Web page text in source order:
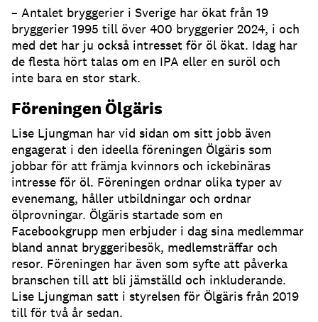
– Antalet bryggerier i Sverige har ökat från 19
bryggerier 1995 till över 400 bryggerier 2024, i och
med det har ju också intresset för öl ökat. Idag har
de flesta hört talas om en IPA eller en suröl och
inte bara en stor stark.
Föreningen Ölgäris
Lise Ljungman har vid sidan om sitt jobb även
engagerat i den ideella föreningen Ölgäris som
jobbar för att främja kvinnors och ickebinäras
intresse för öl. Föreningen ordnar olika typer av
evenemang, håller utbildningar och ordnar
ölprovningar. Ölgäris startade som en
Facebookgrupp men erbjuder i dag sina medlemmar
bland annat bryggeribesök, medlemsträffar och
resor. Föreningen har även som syfte att påverka
branschen till att bli jämställd och inkluderande.
Lise Ljungman satt i styrelsen för Ölgäris från 2019
till för två år sedan.